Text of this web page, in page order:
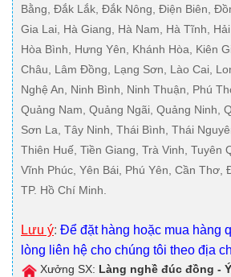
Bằng, Đắk Lắk, Đắk Nông, Điện Biên,
Gia Lai, Hà Giang, Hà Nam, Hà Tĩnh,
Hòa Bình, Hưng Yên, Khánh Hòa, Kiên
Châu, Lâm Đồng, Lạng Sơn, Lào Cai,
Nghệ An, Ninh Bình, Ninh Thuận, Phú
Quảng Nam, Quảng Ngãi, Quảng Ninh,
Sơn La, Tây Ninh, Thái Bình, Thái
Thiên Huế, Tiền Giang, Trà Vinh, Tuyên
Vĩnh Phúc, Yên Bái, Phú Yên, Cần Thơ,
TP. Hồ Chí Minh.
Lưu ý: Để đặt hàng hoặc mua hàng
lòng liên hệ cho chúng tôi theo địa
Xưởng SX: Làng nghề đúc đồng -